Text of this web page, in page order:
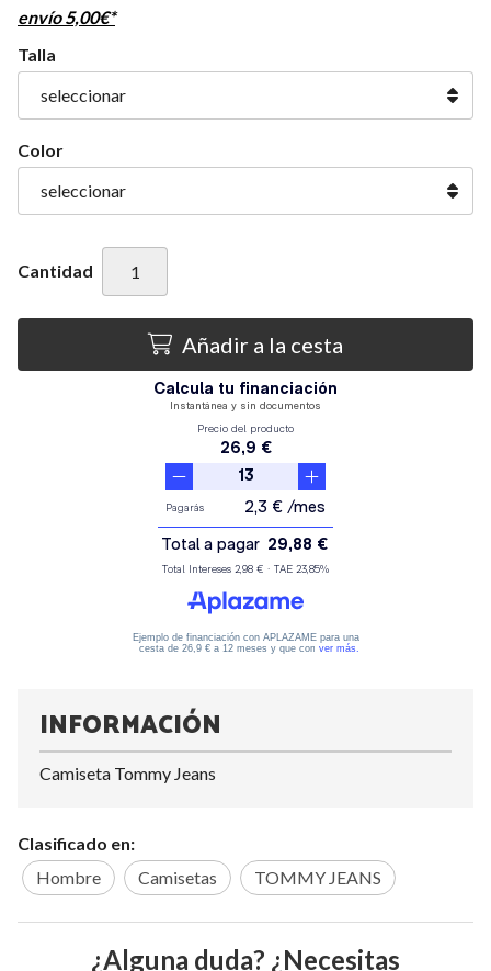
envío 5,00€*
Talla
Color
Cantidad
Añadir a la cesta
INFORMACIÓN
Camiseta Tommy Jeans
Clasificado en:
Hombre
Camisetas TOMMY JEANS
¿Alguna duda? ¿Necesitas